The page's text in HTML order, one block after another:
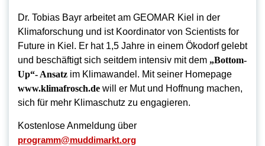
Dr. Tobias Bayr arbeitet am GEOMAR Kiel in der
Klimaforschung und ist Koordinator von Scientists for
Future in Kiel. Er hat 1,5 Jahre in einem Ökodorf gelebt
und beschäftigt sich seitdem intensiv mit dem „Bottom-
Up“- Ansatz im Klimawandel. Mit seiner Homepage
www.klimafrosch.de will er Mut und Hoffnung machen,
sich für mehr Klimaschutz zu engagieren.
Kostenlose Anmeldung über
programm@muddimarkt.org